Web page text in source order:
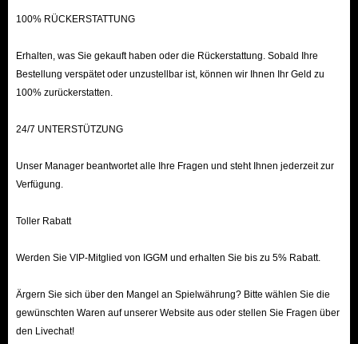
100% RÜCKERSTATTUNG
Erhalten, was Sie gekauft haben oder die Rückerstattung. Sobald Ihre
Bestellung verspätet oder unzustellbar ist, können wir Ihnen Ihr Geld zu
100% zurückerstatten.
24/7 UNTERSTÜTZUNG
Unser Manager beantwortet alle Ihre Fragen und steht Ihnen jederzeit zur
Verfügung.
Toller Rabatt
Werden Sie VIP-Mitglied von IGGM und erhalten Sie bis zu 5% Rabatt.
Ärgern Sie sich über den Mangel an Spielwährung? Bitte wählen Sie die
gewünschten Waren auf unserer Website aus oder stellen Sie Fragen über
den Livechat!